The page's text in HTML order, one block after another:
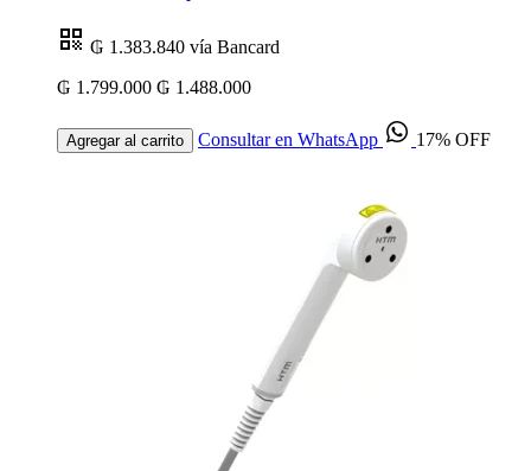
₲ 1.383.840 vía Bancard
₲ 1.799.000 ₲ 1.488.000
Agregar al carrito Consultar en WhatsApp 17% OFF